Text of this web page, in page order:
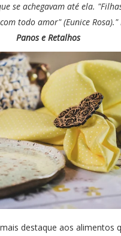
se achegavam até ela.
todo amor" (Eunice Rosa)."
Panos e Retalhos
destaque aos alimentos